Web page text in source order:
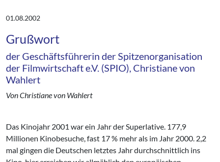
01.08.2002
Grußwort
der Geschäftsführerin der Spitzenorganisation
der Filmwirtschaft e.V. (SPIO), Christiane von
Wahlert
Von Christiane von Wahlert
Das Kinojahr 2001 war ein Jahr der Superlative. 177,9
Millionen Kinobesuche, fast 17 % mehr als im Jahr 2000. 2,2
mal gingen die Deutschen letztes Jahr durchschnittlich ins